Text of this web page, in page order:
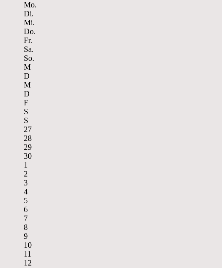
Mo.
Di.
Mi.
Do.
Fr.
Sa.
So.
M
D
M
D
F
S
S
27
28
29
30
1
2
3
4
5
6
7
8
9
10
11
12